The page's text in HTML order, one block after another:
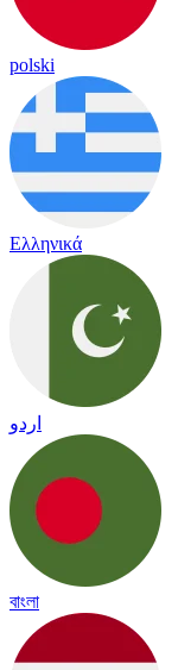
polski
Ελληνικά
اردو
বাংলা